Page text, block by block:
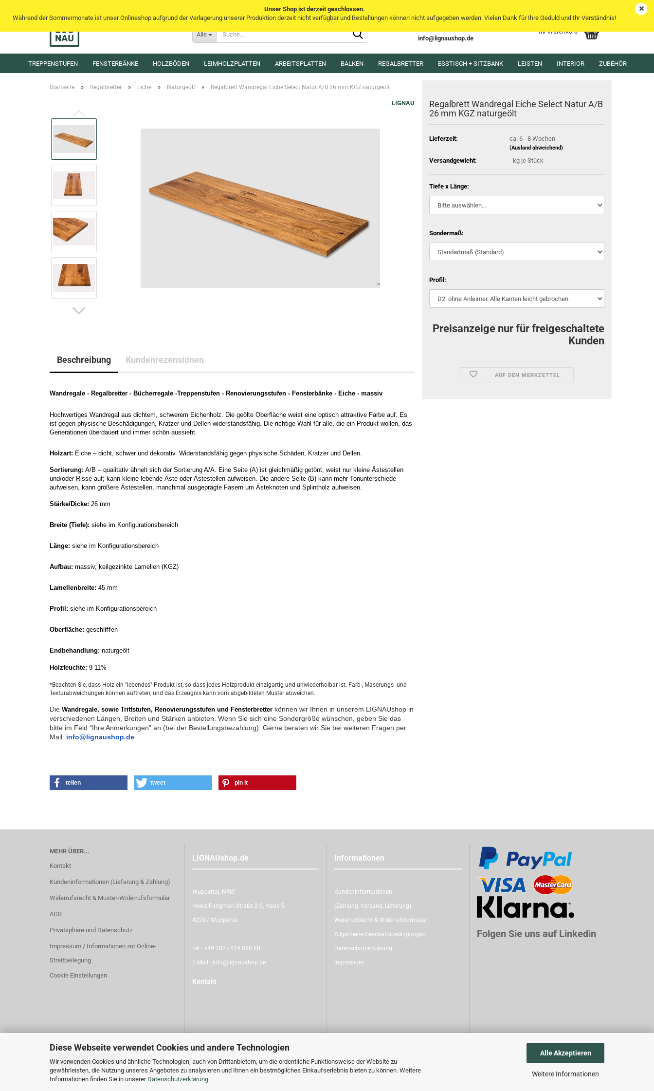
Diese Webseite verwendet Cookies und andere Technologien
Wir verwenden Cookies und ähnliche Technologien, auch von Drittanbietern, um die ordentliche Funktionsweise der Website zu
gewährleisten, die Nutzung unseres Angebotes zu analysieren und Ihnen ein bestmögliches Einkaufserlebnis bieten zu können. Weitere
Informationen finden Sie in unserer Datenschutzerklärung.
Alle Akzeptieren
Weitere Informationen
Lieferland
Konto erstellen
Alle
info@lignaushop.de
Ihr Warenkorb
Unser Shop ist derzeit geschlossen.
Während der Sommermonate ist unser Onlineshop aufgrund der Verlagerung unserer Produktion derzeit nicht verfügbar und Bestellungen können nicht aufgegeben werden. Vielen Dank für Ihre Geduld und Ihr Verständnis!
TREPPENSTUFEN FENSTERBÄNKE HOLZBÖDEN LEIMHOLZPLATTEN ARBEITSPLATTEN BALKEN REGALBRETTER ESSTISCH + SITZBANK LEISTEN INTERIOR ZUBEHÖR
Startseite » Regalbretter » Eiche » Naturgeölt » Regalbrett Wandregal Eiche Select Natur A/B 26 mm KGZ naturgeölt
LIGNAU
Regalbrett Wandregal Eiche Select Natur A/B
26 mm KGZ naturgeölt
Lieferzeit: ca. 6 - 8 Wochen
(Ausland abweichend)
Versandgewicht: - kg je Stück
Tiefe x Länge:
Sondermaß:
Profil:
Preisanzeige nur für freigeschaltete
Kunden
AUF DEN MERKZETTEL
Beschreibung Kundenrezensionen
Wandregale - Regalbretter - Bücherregale -Treppenstufen - Renovierungsstufen - Fensterbänke - Eiche - massiv
Hochwertiges Wandregal aus dichtem, schwerem Eichenholz. Die geölte Oberfläche weist eine optisch attraktive Farbe auf. Es
ist gegen physische Beschädigungen, Kratzer und Dellen widerstandsfähig. Die richtige Wahl für alle, die ein Produkt wollen, das
Generationen überdauert und immer schön aussieht.
Holzart: Eiche – dicht, schwer und dekorativ. Widerstandsfähig gegen physische Schäden, Kratzer und Dellen.
Sortierung: A/B – qualitativ ähnelt sich der Sortierung A/A. Eine Seite (A) ist gleichmäßig getönt, weist nur kleine Ästestellen
und/oder Risse auf; kann kleine lebende Äste oder Ästestellen aufweisen. Die andere Seite (B) kann mehr Tonunterschiede
aufweisen, kann größere Ästestellen, manchmal ausgeprägte Fasern um Ästeknoten und Splintholz aufweisen.
Stärke/Dicke: 26 mm
Breite (Tiefe): siehe im Konfigurationsbereich
Länge: siehe im Konfigurationsbereich
Aufbau: massiv, keilgezinkte Lamellen (KGZ)
Lamellenbreite: 45 mm
Profil: siehe im Konfigurationsbereich
Oberfläche: geschliffen
Endbehandlung: naturgeölt
Holzfeuchte: 9-11%
*Beachten Sie, dass Holz ein "lebendes" Produkt ist, so dass jedes Holzprodukt einzigartig und unwiederholbar ist. Farb-, Maserungs- und
Texturabweichungen können auftreten, und das Erzeugnis kann vom abgebildeten Muster abweichen.
Die Wandregale, sowie Trittstufen, Renovierungsstufen und Fensterbretter können wir Ihnen in unserem LIGNAUshop in
verschiedenen Längen, Breiten und Stärken anbieten. Wenn Sie sich eine Sondergröße wünschen, geben Sie das
bitte im Feld “Ihre Anmerkungen” an (bei der Bestellungsbezahlung). Gerne beraten wir Sie bei weiteren Fragen per
Mail: info@lignaushop.de
teilen tweet pin it
MEHR ÜBER...
Kontakt
Kundeninformationen (Lieferung & Zahlung)
Widerrufsrecht & Muster-Widerrufsformular
AGB
Privatsphäre und Datenschutz
Impressum / Informationen zur Online-
Streitbeilegung
Cookie Einstellungen
LIGNAUshop.de
Wuppertal, NRW
Heinz-Fangman-Straße 2-6, Haus 5
42287 Wuppertal
Tel.: +49 202 - 519 898 60
E-Mail.: info@lignaushop.de
Kontakt
Informationen
Kundeninformationen
(Zahlung, Versand, Lieferung)
Widerrufsrecht & Widerrufsformular
Allgemeine Geschäftsbedingungen
Datenschutzerklärung
Impressum
Folgen Sie uns auf Linkedin
Vertrag widerrufen